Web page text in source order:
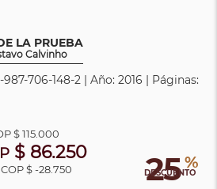
LA PRUEBA
Calvinho
987-706-148-2 | Año: 2016 | Páginas:
25 %
DESCUENTO
$ 115.000
$ 86.250
COP $ -28.750